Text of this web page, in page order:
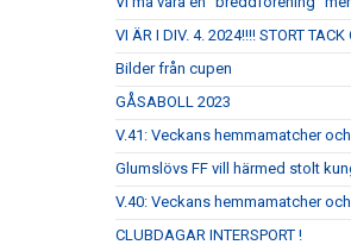
VI ÄR I DIV. 4. 2024!!!! STORT
Bilder från cupen
GÅSABOLL 2023
V.41: Veckans hemmamatcher
Glumslövs FF vill härmed stolt
V.40: Veckans hemmamatcher
CLUBDAGAR INTERSPORT !